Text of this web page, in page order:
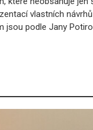
vlastních
jsou podle Jany